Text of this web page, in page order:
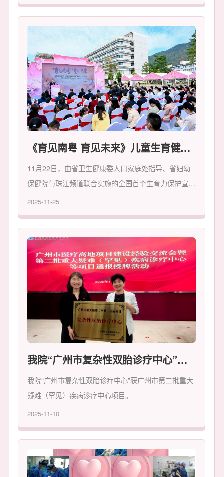
学习班暨广东省妇幼保健院儿科专科联盟第一届儿科学
新进展学习班”在广州成功举办。学习班开幕式上举办
了广东省妇幼保健院儿科专科联盟成立仪式，并正式发
布“小悦医生－儿科AI辅助诊疗系统”。
《育见南粤 育见未来》儿童生育健康启蒙绘本首发，助力生育力保护宣传项目温暖收官
11月22日，由省卫生健康委人口家庭处指导、省妇幼
保健院与珠江频道联合实施的全国首个生育力保护宣传
项目“育见南粤”温暖收官，在清远举办项目总结推广暨
儿童绘本发布活动。
2025-11-25
我院“广州市复杂性双胎诊疗中心”荣获广州市第二批重大疑难（罕见）疾病诊疗中心项目
我院“广州市复杂性双胎诊疗中心”获广州市第二批重大
疑难（罕见）疾病诊疗中心项目。
2025-11-10